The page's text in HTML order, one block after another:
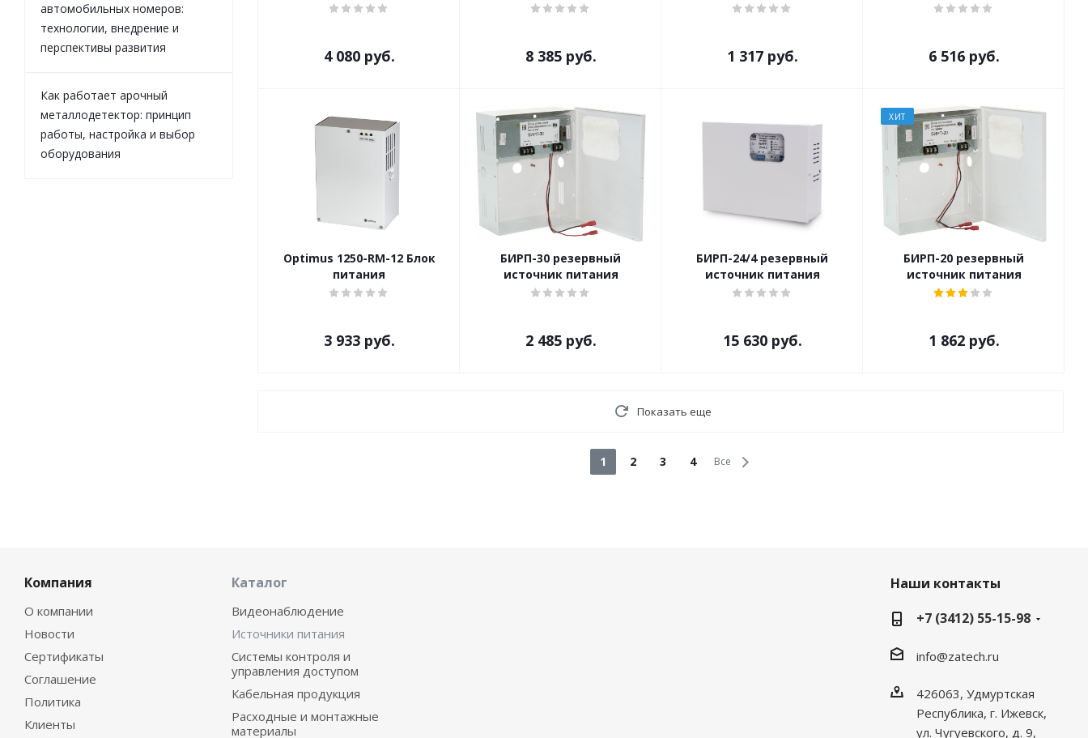
4 080руб. 8 385руб. 1 317руб. 6 516руб.
Optimus 1250-RM-12 Блок
питания
3 933руб.
БИРП-30 резервный
источник питания
2 485руб.
БИРП-24/4 резервный
источник питания
15 630руб.
ХИТ
БИРП-20 резервный
источник питания
1 862руб.
Показать еще
1 2 3 4 Все
автомобильных номеров:
технологии, внедрение и
перспективы развития
Как работает арочный
металлодетектор: принцип
работы, настройка и выбор
оборудования
Компания
О компании
Новости
Сертификаты
Соглашение
Политика
Клиенты
Каталог
Видеонаблюдение
Источники питания
Системы контроля и
управления доступом
Кабельная продукция
Расходные и монтажные
материалы
Наши контакты
+7 (3412) 55-15-98
info@zatech.ru
426063, Удмуртская
Республика, г. Ижевск,
ул. Чугуевского, д. 9,